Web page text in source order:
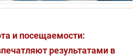
и посещаемости:
результатами в